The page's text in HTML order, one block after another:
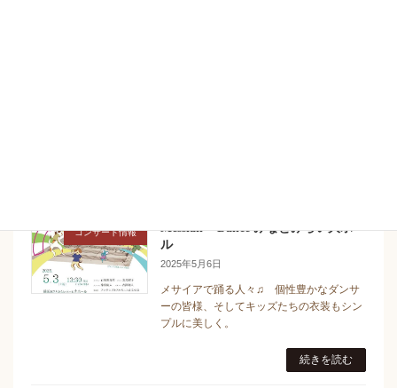
コンサート情報
Messiah + Dance みなとみらい大ホー
ル
2025年5月6日
メサイアで踊る人々♫ 個性豊かなダンサ
ーの皆様、そしてキッズたちの衣装もシン
プルに美しく。
続きを読む